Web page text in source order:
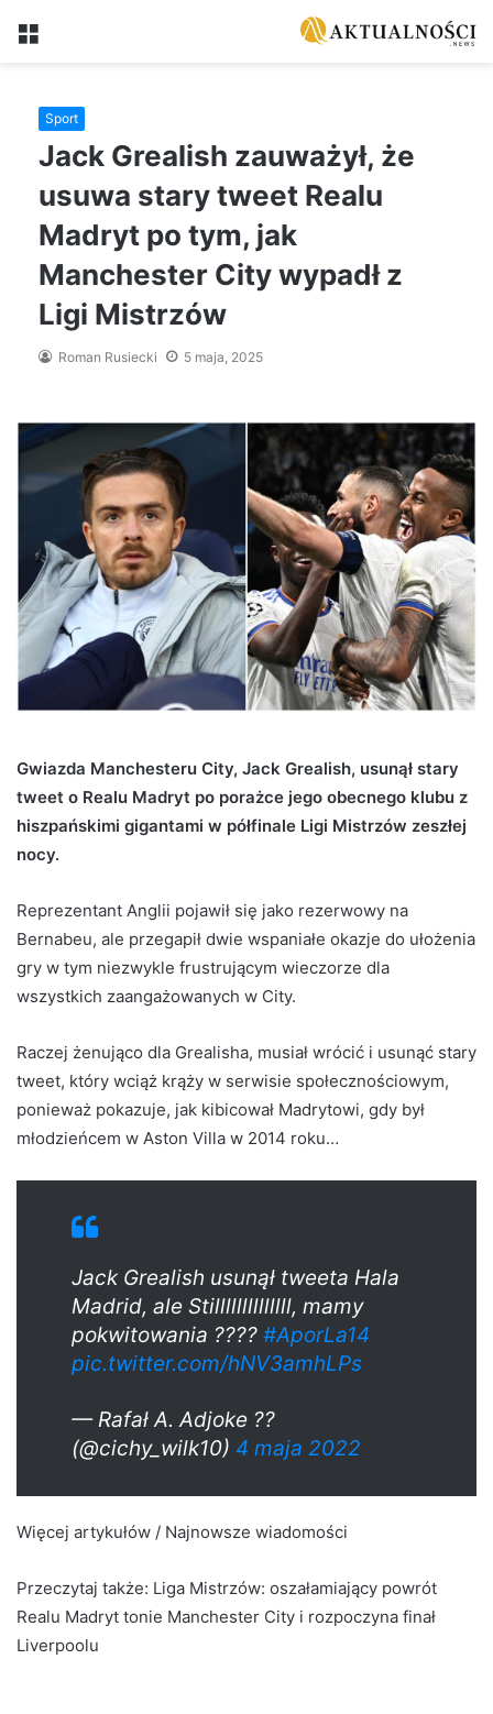
Menu
Sport
Jack Grealish zauważył, że
usuwa stary tweet Realu
Madryt po tym, jak
Manchester City wypadł z
Ligi Mistrzów
Roman Rusiecki 5 maja, 2025
Gwiazda Manchesteru City, Jack Grealish, usunął stary
tweet o Realu Madryt po porażce jego obecnego klubu z
hiszpańskimi gigantami w półfinale Ligi Mistrzów zeszłej
nocy.
Reprezentant Anglii pojawił się jako rezerwowy na
Bernabeu, ale przegapił dwie wspaniałe okazje do ułożenia
gry w tym niezwykle frustrującym wieczorze dla
wszystkich zaangażowanych w City.
Raczej żenująco dla Grealisha, musiał wrócić i usunąć stary
tweet, który wciąż krąży w serwisie społecznościowym,
ponieważ pokazuje, jak kibicował Madrytowi, gdy był
młodzieńcem w Aston Villa w 2014 roku…
Jack Grealish usunął tweeta Hala
Madrid, ale Stillllllllllllll, mamy
pokwitowania ???? #AporLa14
pic.twitter.com/hNV3amhLPs
— Rafał A. Adjoke ??
(@cichy_wilk10) 4 maja 2022
Więcej artykułów / Najnowsze wiadomości
Przeczytaj także: Liga Mistrzów: oszałamiający powrót
Realu Madryt tonie Manchester City i rozpoczyna finał
Liverpoolu